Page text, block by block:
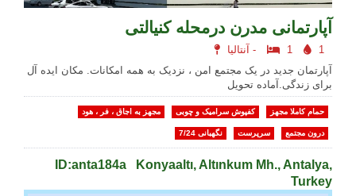
آپارتمانی مدرن درمحله کنیالتی
آنتالیا - 1
1
آپارتمان جدید در یک مجتمع امن ، نزدیک به همه امکانات. مکان ایده آل
برای زندگی.آماده تحویل
مجهز به اجاق ، فر ، هود کفپوش سرامیک و چوبی حمام کاملا مجهز
نگهبانی 7/24 سرپرست درون مجتمع
ID:anta184a
Konyaaltı, Altınkum Mh., Antalya,
Turkey